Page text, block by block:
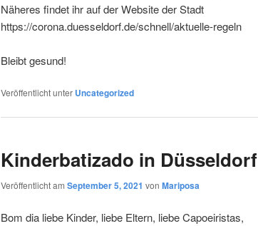
Näheres findet ihr auf der Website der Stadt
https://corona.duesseldorf.de/schnell/aktuelle-regeln
Bleibt gesund!
Veröffentlicht unter Uncategorized
Kinderbatizado in Düsseldorf
Veröffentlicht am September 5, 2021 von Mariposa
Bom dia liebe Kinder, liebe Eltern, liebe Capoeiristas,